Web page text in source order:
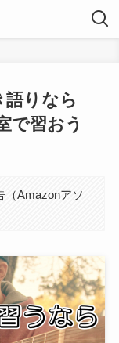
語りなら
で習おう
（Amazonアソ